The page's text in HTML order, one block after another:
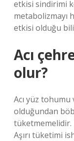
etkisi sindirimi
metabolizmayı
etkisi olduğu
Acı
olur?
Acı yüz
olduğundan
tüketmemelidir.
Aşırı tüketimi